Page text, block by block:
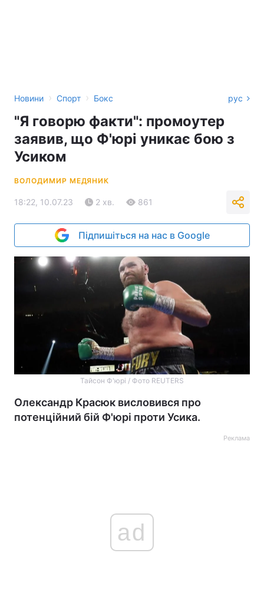
Новини › Спорт › Бокс рус
"Я говорю факти": промоутер
заявив, що Ф'юрі уникає бою з
Усиком
ВОЛОДИМИР МЕДЯНИК
18:22, 10.07.23 2 хв. 861
Підпишіться на нас в Google
Тайсон Ф'юрі / Фото REUTERS
Олександр Красюк висловився про
потенційний бій Ф'юрі проти Усика.
Реклама
ad